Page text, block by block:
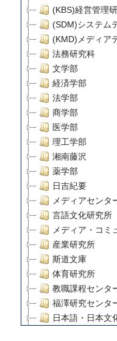
(KBS)経営管理
(SDM)システム
(KMD)メディア
法務研究科
文学部
経済学部
法学部
商学部
医学部
理工学部
湘南藤沢
薬学部
日吉紀要
メディアセンタ
言語文化研究所
メディア・コミ
産業研究所
斯道文庫
体育研究所
教職課程センタ
福澤研究センタ
日本語・日本文